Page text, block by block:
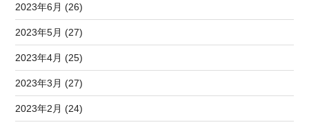
2023年6月 (26)
2023年5月 (27)
2023年4月 (25)
2023年3月 (27)
2023年2月 (24)